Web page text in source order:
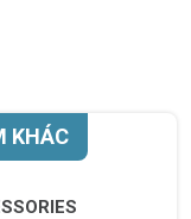
KHÁC